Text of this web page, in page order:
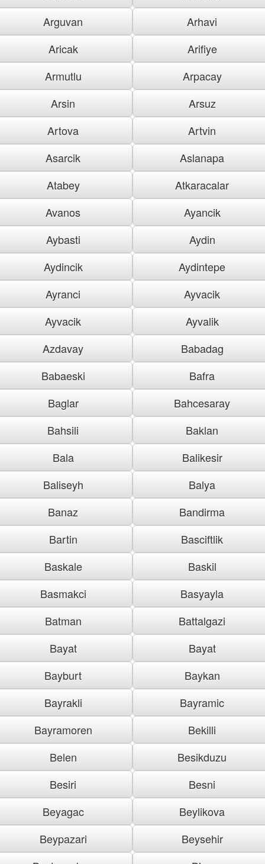
Arguvan
Arhavi
Aricak
Arifiye
Armutlu
Arpacay
Arsin
Arsuz
Artova
Artvin
Asarcik
Aslanapa
Atabey
Atkaracalar
Avanos
Ayancik
Aybasti
Aydin
Aydincik
Aydintepe
Ayranci
Ayvacik
Ayvacik
Ayvalik
Azdavay
Babadag
Babaeski
Bafra
Baglar
Bahcesaray
Bahsili
Baklan
Bala
Balikesir
Baliseyh
Balya
Banaz
Bandirma
Bartin
Basciftlik
Baskale
Baskil
Basmakci
Basyayla
Batman
Battalgazi
Bayat
Bayat
Bayburt
Baykan
Bayrakli
Bayramic
Bayramoren
Bekilli
Belen
Besikduzu
Besiri
Besni
Beyagac
Beylikova
Beypazari
Beysehir